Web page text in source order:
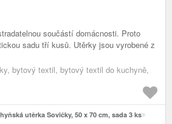
součástí domácnosti. Proto
sadu tří kusů. Utěrky jsou vyrobené z
bytový textil, bytový textil do kuchyně,
utěrka Sovičky, 50 x 70 cm, sada 3 ks